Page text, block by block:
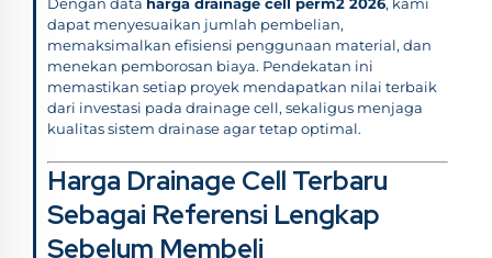
dapat menyesuaikan jumlah pembelian,
memaksimalkan efisiensi penggunaan material, dan
menekan pemborosan biaya. Pendekatan ini
memastikan setiap proyek mendapatkan nilai terbaik
dari investasi pada drainage cell, sekaligus menjaga
kualitas sistem drainase agar tetap optimal.
Harga Drainage Cell Terbaru
Sebagai Referensi Lengkap
Sebelum Membeli